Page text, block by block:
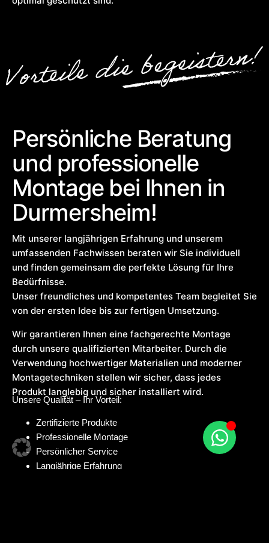
Persönliche Beratung
und professionelle
Montage bei Ihnen in
Durmersheim!
Mit unserer langjährigen Erfahrung und unserem
umfassenden Fachwissen beraten wir Sie individuell
und finden gemeinsam die perfekte Lösung für Ihre
Bedürfnisse.
Unser freundliches und kompetentes Team begleitet Sie
von der ersten Idee bis zur fertigen Umsetzung.
Wir garantieren Ihnen eine fachgerechte Montage
durch unsere qualifizierten Mitarbeiter. Durch die
Verwendung hochwertiger Materialien und moderner
Montagetechniken stellen wir sicher, dass jedes
Produkt langlebig und sicher installiert wird.
Unsere Qualität – Ihr Vorteil:
Zertifizierte Produkte
Professionelle Montage
Persönlicher Service
Langjährige Erfahrung